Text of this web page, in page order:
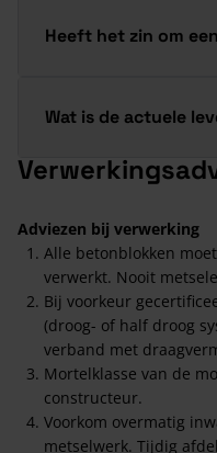
Heeft het zin om
Wat is de actuele
Adviezen bij verwerking
Alle betonblokken
verwerkt. Nooit
Bij voorkeur
(droog- of half droog
verband met
Mortelklasse van de
constructeur.
Voorkom overmatig
metselwerk. Tijdig